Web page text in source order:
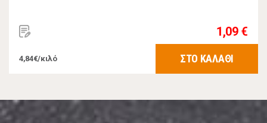
1,09 €
4,84€/κιλό ΣΤΟ ΚΑΛΑΘΙ